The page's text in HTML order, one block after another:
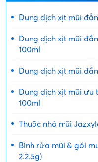
Dung dịch xịt mũi
Dung dịch xịt mũi
100ml
Dung dịch xịt mũi
Dung dịch xịt mũi ưu
100ml
Thuốc nhỏ mũi
Bình rửa mũi & gói
2.2.5g)